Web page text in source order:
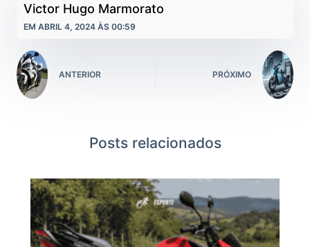
Victor Hugo Marmorato
EM ABRIL 4, 2024 ÀS 00:59
ANTERIOR PRÓXIMO
Posts relacionados